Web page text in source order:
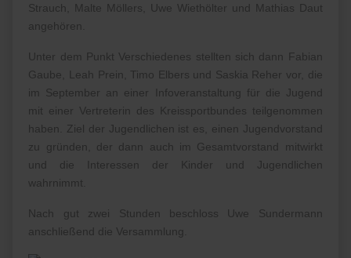
Strauch, Malte Möllers, Uwe Wiethölter und Mathias Daut
angehören.
Unter dem Punkt Verschiedenes stellten sich dann Fabian
Gaube, Leah Prein, Timo Elbers und Saskia Reher vor, die
im September an einer Infoveranstaltung für die Jugend
mit einer Vertreterin des Kreissportbundes teilgenommen
haben. Ziel der Jugendlichen ist es, einen Jugendvorstand
zu gründen, der dann auch im Gesamtvorstand mitwirkt
und die Interessen der Kinder und Jugendlichen
wahrnimmt.
Nach gut zwei Stunden beschloss Uwe Sundermann
anschließend die Versammlung.